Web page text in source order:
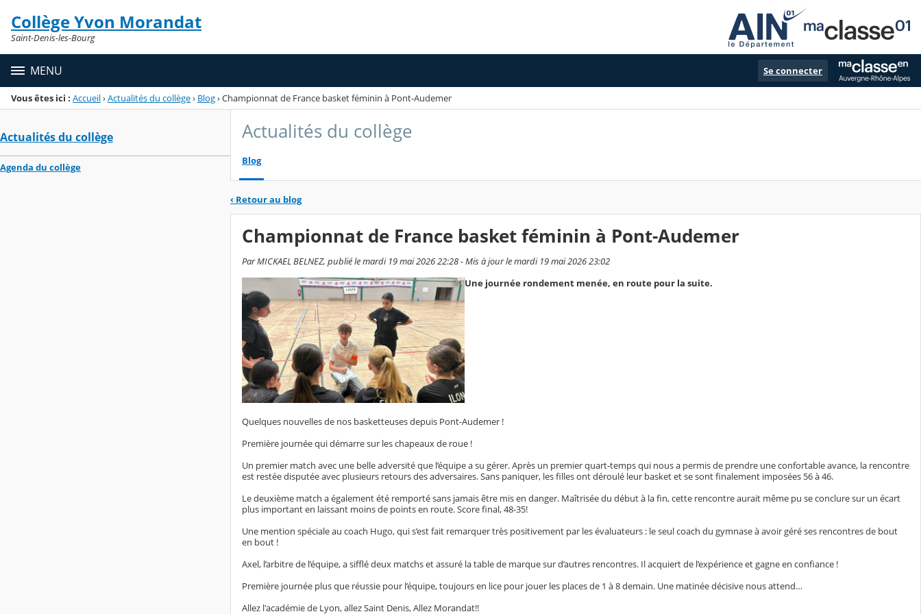
Menu de la rubrique
Contenu
Collège Yvon Morandat
Saint-Denis-les-Bourg
MENU Se connecter
Vous êtes ici : Accueil›Actualités du collège› Blog›Championnat de France basket féminin à Pont-Audemer
Actualités du collège
Agenda du collège
Actualités du collège
Blog
‹ Retour au blog
Championnat de France basket féminin à Pont-Audemer
Par MICKAEL BELNEZ, publié le mardi 19 mai 2026 22:28 - Mis à jour le mardi 19 mai 2026 23:02
Une journée rondement menée, en route pour la suite.
Quelques nouvelles de nos basketteuses depuis Pont-Audemer !
Première journée qui démarre sur les chapeaux de roue !
Un premier match avec une belle adversité que l’équipe a su gérer. Après un premier quart-temps qui nous a permis de prendre une confortable avance, la rencontre
est restée disputée avec plusieurs retours des adversaires. Sans paniquer, les filles ont déroulé leur basket et se sont finalement imposées 56 à 46.
Le deuxième match a également été remporté sans jamais être mis en danger. Maîtrisée du début à la fin, cette rencontre aurait même pu se conclure sur un écart
plus important en laissant moins de points en route. Score final, 48-35!
Une mention spéciale au coach Hugo, qui s’est fait remarquer très positivement par les évaluateurs : le seul coach du gymnase à avoir géré ses rencontres de bout
en bout !
Axel, l’arbitre de l’équipe, a sifflé deux matchs et assuré la table de marque sur d’autres rencontres. Il acquiert de l’expérience et gagne en confiance !
Première journée plus que réussie pour l’équipe, toujours en lice pour jouer les places de 1 à 8 demain. Une matinée décisive nous attend…
Allez l'académie de Lyon, allez Saint Denis, Allez Morandat!!